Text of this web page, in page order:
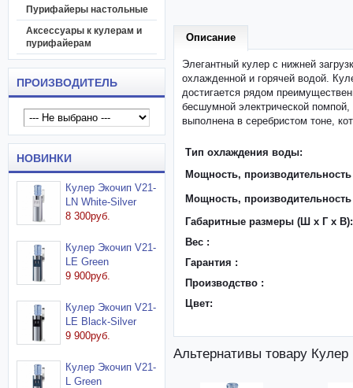
Пурифайеры настольные
Аксессуары к кулерам и
пурифайерам
ПРОИЗВОДИТЕЛЬ
НОВИНКИ
Кулер Экочип V21-
LN White-Silver
8 300руб.
Кулер Экочип V21-
LE Green
9 900руб.
Кулер Экочип V21-
LE Black-Silver
9 900руб.
Кулер Экочип V21-
L Green
Описание
Элегантный кулер с нижней
охлажденной и горячей водой.
достигается рядом
бесшумной электрической
выполнена в серебристом тоне,
Тип охлаждения воды:
Мощность, производительность
Мощность,
Габаритные размеры (Ш x Г x В):
Вес :
Гарантия :
Производство :
Цвет:
Альтернативы товару